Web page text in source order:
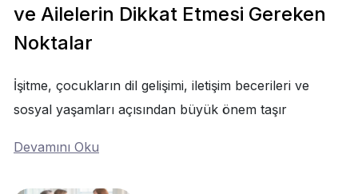
ve Ailelerin Dikkat Etmesi Gereken
Noktalar
İşitme, çocukların dil gelişimi, iletişim becerileri ve
sosyal yaşamları açısından büyük önem taşır
Devamını Oku